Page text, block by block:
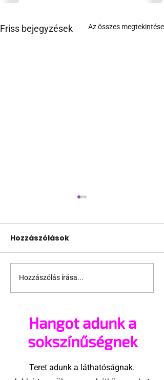
Friss bejegyzések Az összes megtekintése
Fico már az azonos
nemű párok
Hozzászólások
Hozzászólás írása...
Hangot adunk a
sokszínűségnek
Teret adunk a láthatóságnak.